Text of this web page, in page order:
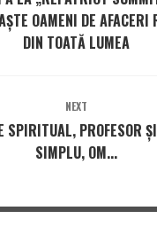
OAMENI DE AFACERI
DIN TOATĂ LUMEA
NEXT
SPIRITUAL, PROFESOR
SIMPLU, OM...